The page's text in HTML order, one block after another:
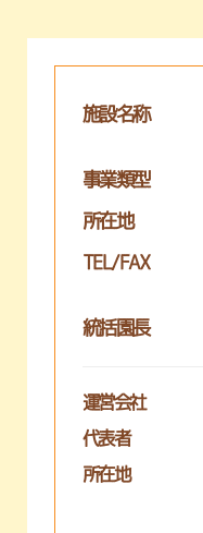
施設名称
事業類型
所在地
TEL/FAX
統括園長
運営会社
代表者
所在地